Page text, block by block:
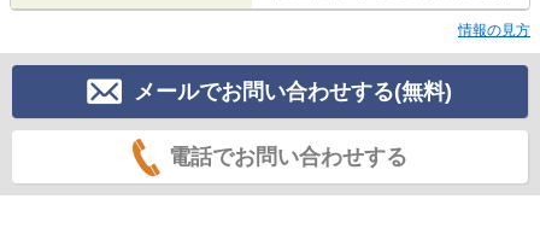
情報の見方
メールでお問い合わせする(無料)
電話でお問い合わせする